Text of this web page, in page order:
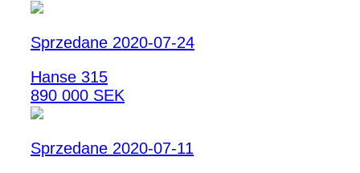
Sprzedane 2020-07-24
Hanse 315
890 000 SEK
Sprzedane 2020-07-11